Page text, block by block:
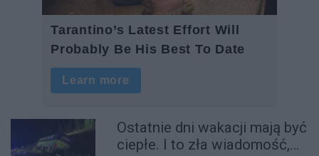
Ostatnie dni wakacji mają być
ciepłe. I to zła wiadomość,